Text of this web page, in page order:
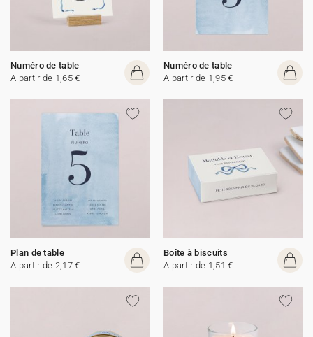
Numéro de table
A partir de 1,65 €
Numéro de table
A partir de 1,95 €
Plan de table
A partir de 2,17 €
Boîte à biscuits
A partir de 1,51 €